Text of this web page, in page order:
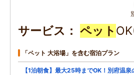
サービス ペット
「ペット 大浴場」を含む宿泊プラン
【1泊朝食】最大25時までOK！別府温泉